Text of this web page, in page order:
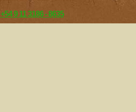
+54 9 11 3186 - 8635